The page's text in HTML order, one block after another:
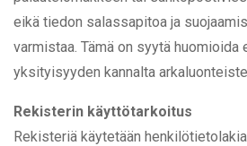
eikä tiedon salassapitoa ja
varmistaa. Tämä on syytä
yksityisyyden kannalta
Rekisterin käyttötarkoitus
Rekisteriä käytetään